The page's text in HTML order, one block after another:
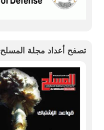
تصفح أعداد مجلة المسلح